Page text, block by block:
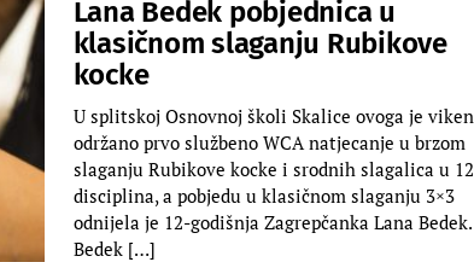
Lana Bedek pobjednica u
klasičnom slaganju Rubikove
kocke
U splitskoj Osnovnoj školi Skalice ovoga je
održano prvo službeno WCA natjecanje u brzom
slaganju Rubikove kocke i srodnih slagalica u 12
disciplina, a pobjedu u klasičnom slaganju 3×3
odnijela je 12-godišnja Zagrepčanka Lana Bedek.
Bedek […]